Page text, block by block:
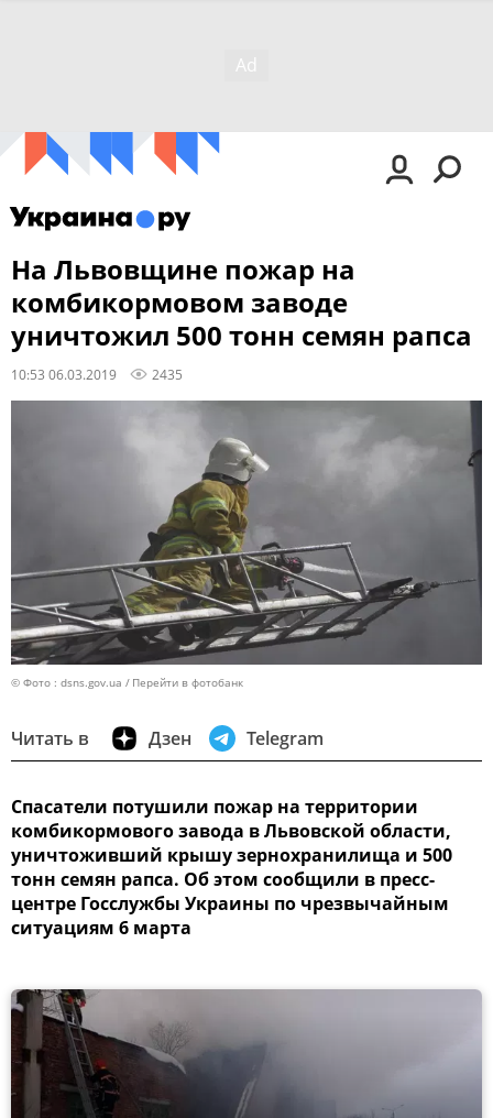
На Львовщине пожар на
комбикормовом заводе
уничтожил 500 тонн семян рапса
10:53 06.03.2019 2435
© Фото : dsns.gov.ua Перейти в фотобанк
Читать в Дзен Telegram
Спасатели потушили пожар на территории
комбикормового завода в Львовской области,
уничтоживший крышу зернохранилища и 500
тонн семян рапса. Об этом сообщили в пресс-
центре Госслужбы Украины по чрезвычайным
ситуациям 6 марта